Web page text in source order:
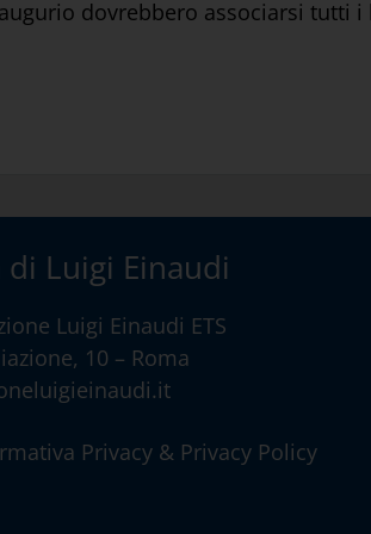
dovrebbero associarsi tutti i
Luigi Einaudi
Luigi Einaudi ETS
10 – Roma
Privacy & Privacy Policy